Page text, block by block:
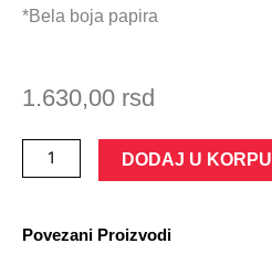
*Bela boja papira
1.630,00 rsd
Blok
drawing
spirala
DODAJ U KORPU
Povezani Proizvodi